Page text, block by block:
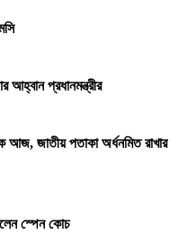
আহ্বান প্রধানমন্ত্রীর
আজ, জাতীয় পতাকা অর্ধনমিত রাখার
স্পেন কোচ